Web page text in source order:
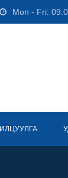
Mon - Fri: